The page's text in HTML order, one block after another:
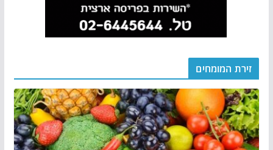
זירת המומחים